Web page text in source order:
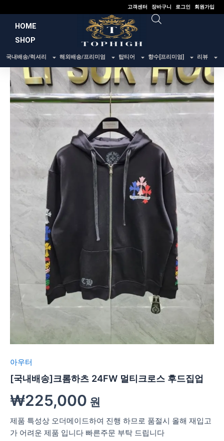
건
너
고객센터 장바구니 로그인 회원가입
HOME
SHOP
국내배송/럭셔리 해외배송/프리미엄 탑티어 향수[프리미엄] 리뷰
아우터
[국내배송]크롬하츠 24FW 멀티크로스 후드집업
₩225,000 원
제품 특성상 오더메이드하여 진행 하므로 품절시 올해 재입고
가 어려운 제품 입니다 빠른주문 부탁 드립니다